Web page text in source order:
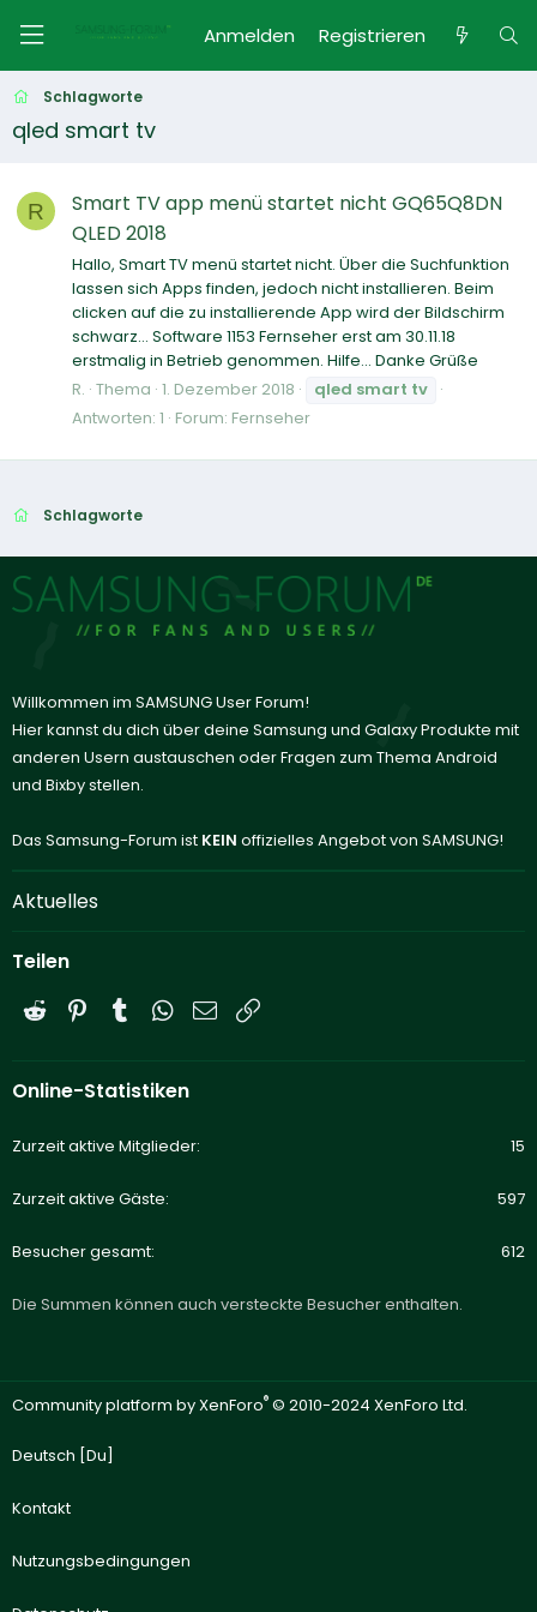
Anmelden Registrieren
Schlagworte
qled smart tv
R
Smart TV app menü startet nicht GQ65Q8DN
QLED 2018
Hallo, Smart TV menü startet nicht. Über die Suchfunktion
lassen sich Apps finden, jedoch nicht installieren. Beim
clicken auf die zu installierende App wird der Bildschirm
schwarz... Software 1153 Fernseher erst am 30.11.18
erstmalig in Betrieb genommen. Hilfe... Danke Grüße
R. Thema 1. Dezember 2018 qled smart tv
Antworten: 1 Forum: Fernseher
Schlagworte
Willkommen im SAMSUNG User Forum!
Hier kannst du dich über deine Samsung und Galaxy Produkte mit
anderen Usern austauschen oder Fragen zum Thema Android
und Bixby stellen.
Das Samsung-Forum ist KEIN offizielles Angebot von SAMSUNG!
Aktuelles
Teilen
Reddit PinterestTumblrWhatsApp
E-Mail
Online-Statistiken
Zurzeit aktive Mitglieder 15
Zurzeit aktive Gäste 597
Besucher gesamt 612
Die Summen können auch versteckte Besucher enthalten.
Community platform by XenForo® © 2010-2024 XenForo Ltd.
Deutsch [Du]
Kontakt
Nutzungsbedingungen